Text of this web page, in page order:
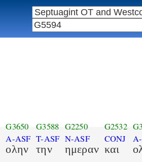
G3650
A-ASF
ολην
G3588
T-ASF
την
G2250
N-ASF
ημεραν
G2532
CONJ
και